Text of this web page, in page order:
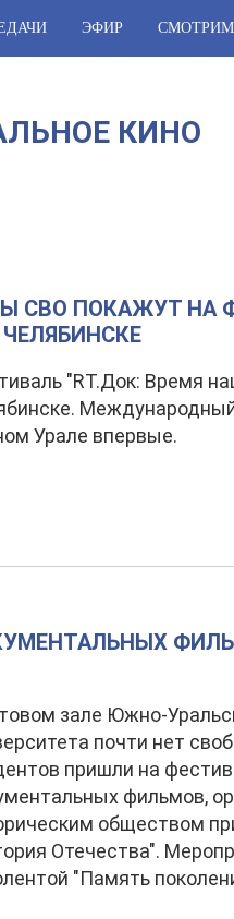
ЭФИР СМОТРИМ
КИНО
СВО ПОКАЖУТ НА
"RТ.Док: Время
Урале впервые.
зале Южно-
почти нет
пришли на
фильмов,
обществом
Отечества".
"Память